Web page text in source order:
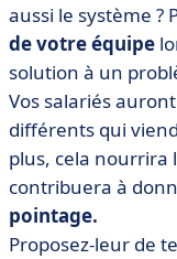
aussi le système ?
de votre équipe
solution à un
Vos salariés
différents qui
plus, cela nourrira
contribuera à
pointage.
Proposez-leur de